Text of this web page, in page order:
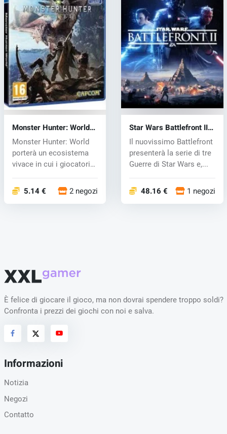
Monster Hunter: World
(PS4) key
Monster Hunter: World
porterà un ecosistema
vivace in cui i giocatori
5.14 € 2 negozi
Star Wars Battlefront II
(PS4) key
Il nuovissimo Battlefront
presenterà la serie di tre
Guerre di Star Wars e,...
48.16 € 1 negozi
È felice di giocare il gioco, ma non dovrai spendere troppo soldi?
Confronta i prezzi dei giochi con noi e salva.
Informazioni
Notizia
Negozi
Contatto